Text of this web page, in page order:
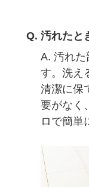
Q. 汚れたと
A. 汚れた
す。洗え
清潔に保
要がなく
ロで簡単